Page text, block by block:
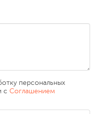
персональных
сСоглашением